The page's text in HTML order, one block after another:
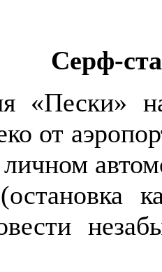
Серф-
«Пески»
от
личном